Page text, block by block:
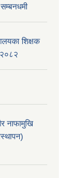
शिक्षक
२०८२
नाफामुखि